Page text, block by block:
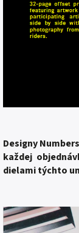
Designy
každej
dielami týchto